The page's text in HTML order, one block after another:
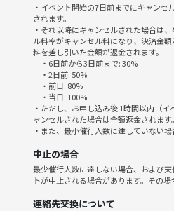
・イベント開始の7日前までにキャン
されます。
・それ以降にキャンセルされた場合は
ル料率がキャンセル料になり、決済金
料を差し引いた金額が返金されます。
・6日前から3日前まで: 30%
・2日前: 50%
・前日: 80%
・当日: 100%
・ただし、お申し込み後 1時間以内（
ャンセルされた場合は全額返金されます。
・また、最小催行人数に達していない
中止の場合
最少催行人数に達しない場合、および
トが中止される場合があります。その
連絡先交換について